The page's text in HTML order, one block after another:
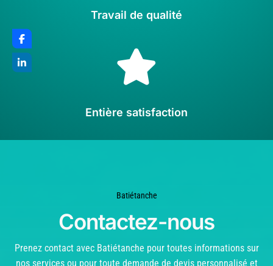
Travail de qualité

Entière satisfaction
Batiétanche
Contactez-nous
Prenez contact avec Batiétanche pour toutes informations sur
nos services ou pour toute demande de devis personnalisé et